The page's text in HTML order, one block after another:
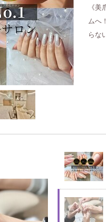
《
ムへ
らな